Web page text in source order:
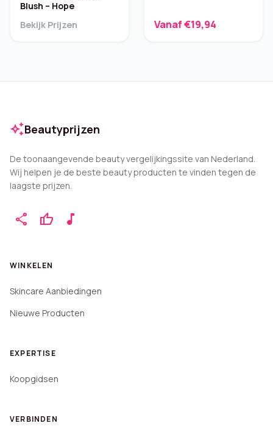
Blush – Hope
Bekijk Prijzen
Vanaf €19,94
auto_awesomeBeautyprijzen
De toonaangevende beauty vergelijkingssite van Nederland.
Wij helpen je de beste beauty producten te vinden tegen de
laagste prijzen.
share thumb_up music_note
WINKELEN
Skincare Aanbiedingen
Nieuwe Producten
EXPERTISE
Koopgidsen
VERBINDEN